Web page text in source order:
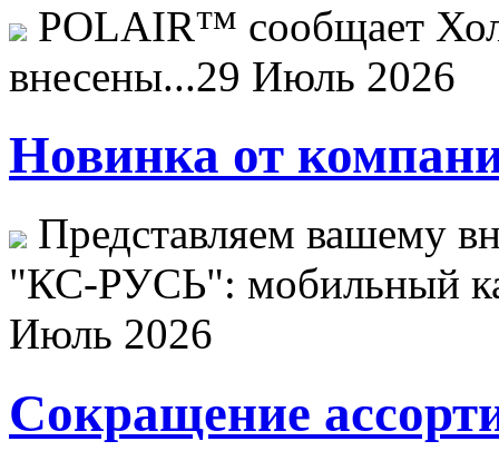
POLAIR™ сообщает
внесены...29 Июль 2026
Новинка от
Представляем вашему
"КС-РУСЬ": мобильный
Июль 2026
Сокращение